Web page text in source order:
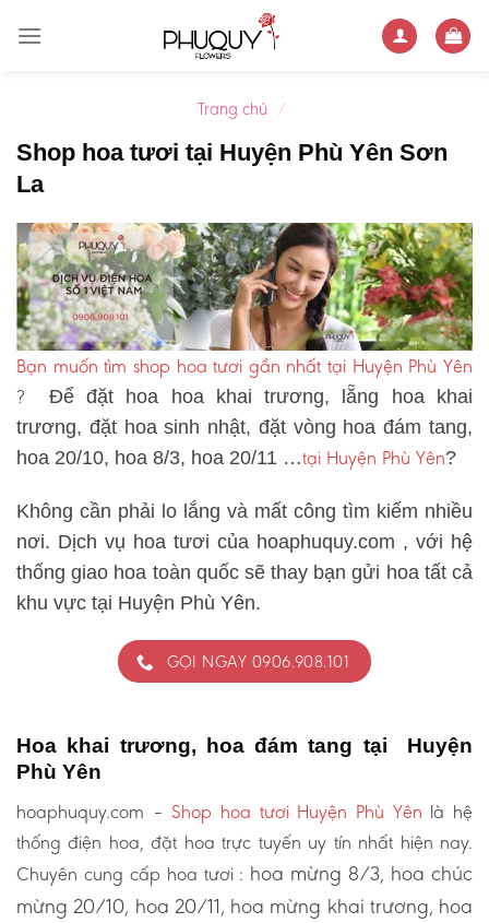
Trang chủ /
Shop hoa tươi tại Huyện Phù Yên Sơn
La
Bạn muốn tìm shop hoa tươi gần nhất tại Huyện Phù Yên
? Để đặt hoa hoa khai trương, lẵng hoa khai
trương, đặt hoa sinh nhật, đặt vòng hoa đám tang,
hoa 20/10, hoa 8/3, hoa 20/11 …tại Huyện Phù Yên?
Không cần phải lo lắng và mất công tìm kiếm nhiều
nơi. Dịch vụ hoa tươi của hoaphuquy.com , với hệ
thống giao hoa toàn quốc sẽ thay bạn gửi hoa tất cả
khu vực tại Huyện Phù Yên.
GỌI NGAY 0906.908.101
Hoa khai trương, hoa đám tang tại Huyện
Phù Yên
hoaphuquy.com – Shop hoa tươi Huyện Phù Yên là hệ
thống điện hoa, đặt hoa trực tuyến uy tín nhất hiện nay.
Chuyên cung cấp hoa tươi : hoa mừng 8/3, hoa chúc
mừng 20/10, hoa 20/11, hoa mừng khai trương, hoa